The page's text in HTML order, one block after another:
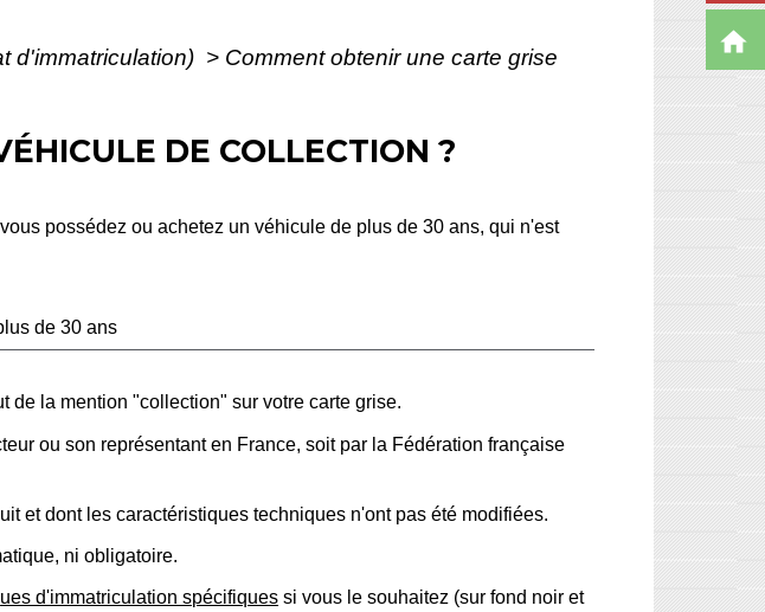
d'immatriculation) > Comment obtenir une carte grise
DE COLLECTION ?
possédez ou achetez un véhicule de plus de 30 ans, qui n'est
de 30 ans
de la mention "collection" sur votre carte grise.
ou son représentant en France, soit par la Fédération française
et dont les caractéristiques techniques n'ont pas été modifiées.
ni obligatoire.
d'immatriculation spécifiques si vous le souhaitez (sur fond noir et
home